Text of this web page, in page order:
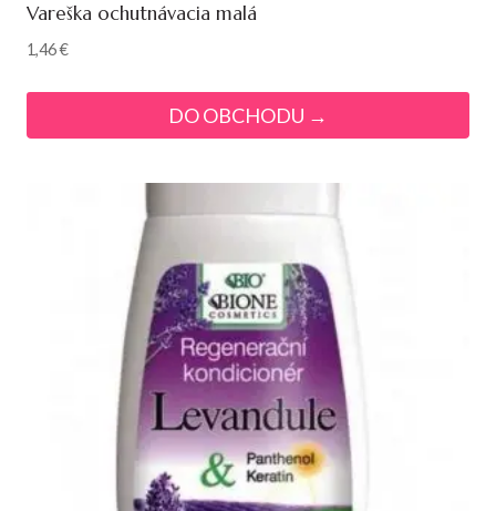
Vareška ochutnávacia malá
1,46€
DO OBCHODU →